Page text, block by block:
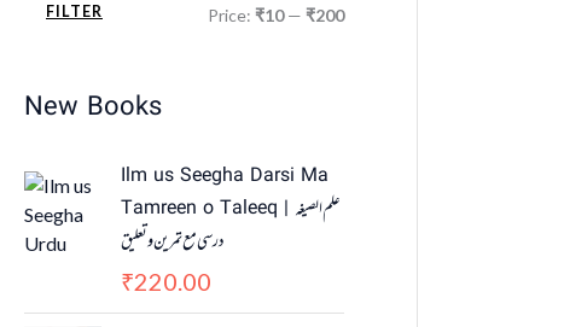
FILTER Price: ₹10— ₹200
New Books
Ilm us Seegha Darsi Ma
Tamreen o Taleeq | علم الصیغہ
درسی مع تمرین و تعلیق
₹220.00